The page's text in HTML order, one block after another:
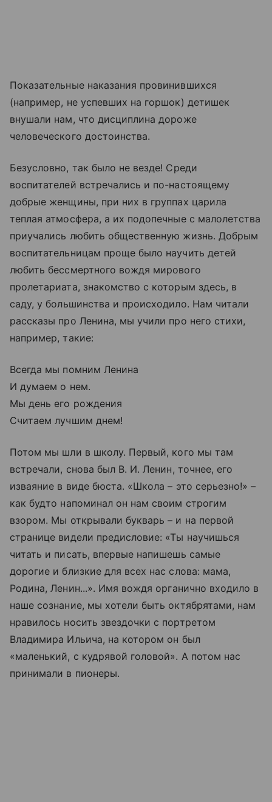
Показательные наказания провинившихся
(например, не успевших на горшок) детишек
внушали нам, что дисциплина дороже
человеческого достоинства.
Безусловно, так было не везде! Среди
воспитателей встречались и по-настоящему
добрые женщины, при них в группах царила
теплая атмосфера, а их подопечные с малолетства
приучались любить общественную жизнь. Добрым
воспитательницам проще было научить детей
любить бессмертного вождя мирового
пролетариата, знакомство с которым здесь, в
саду, у большинства и происходило. Нам читали
рассказы про Ленина, мы учили про него стихи,
например, такие:
Всегда мы помним Ленина
И думаем о нем.
Мы день его рождения
Считаем лучшим днем!
Потом мы шли в школу. Первый, кого мы там
встречали, снова был В. И. Ленин, точнее, его
изваяние в виде бюста. «Школа – это серьезно!» –
как будто напоминал он нам своим строгим
взором. Мы открывали букварь – и на первой
странице видели предисловие: «Ты научишься
читать и писать, впервые напишешь самые
дорогие и близкие для всех нас слова: мама,
Родина, Ленин...». Имя вождя органично входило в
наше сознание, мы хотели быть октябрятами, нам
нравилось носить звездочки с портретом
Владимира Ильича, на котором он был
«маленький, с кудрявой головой». А потом нас
принимали в пионеры.